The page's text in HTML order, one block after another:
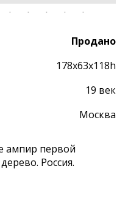
Продано
178х63x118h
19 век
Москва
ампир первой
Россия.